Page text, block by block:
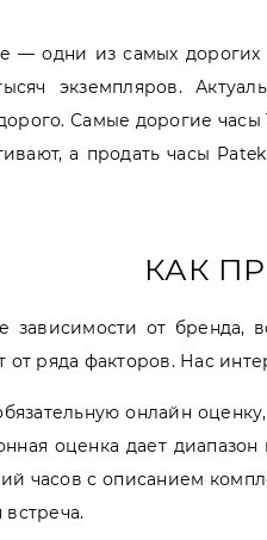
— одни из самых дорогих
экземпляров.
Самые дорогие часы
а продать часы
КАК
зависимости от бренда,
от ряда факторов. Нас
онлайн
оценка дает
часов с описанием
встреча.